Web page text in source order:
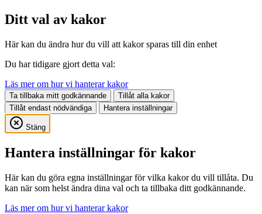
Ditt val av kakor
Här kan du ändra hur du vill att kakor sparas till din enhet
Du har tidigare gjort detta val:
Läs mer om hur vi hanterar kakor
Ta tillbaka mitt godkännande
Tillåt alla kakor
Tillåt endast nödvändiga
Hantera inställningar
Stäng
Hantera inställningar för kakor
Här kan du göra egna inställningar för vilka kakor du vill tillåta. Du
kan när som helst ändra dina val och ta tillbaka ditt godkännande.
Läs mer om hur vi hanterar kakor